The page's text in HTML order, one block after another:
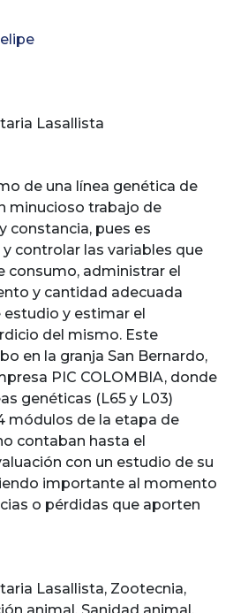
Lasallista
de una línea genética de
minucioso trabajo de
constancia, pues es
controlar las variables que
consumo, administrar el
y cantidad adecuada
y estimar el
del mismo. Este
en la granja San Bernardo,
PIC COLOMBIA, donde
genéticas (L65 y L03)
módulos de la etapa de
contaban hasta el
con un estudio de su
importante al momento
o pérdidas que aporten
Lasallista, Zootecnia,